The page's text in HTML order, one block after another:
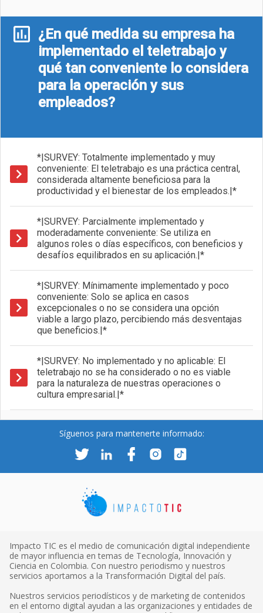
¿En qué medida su empresa ha
implementado el teletrabajo y
qué tan conveniente lo considera
para la operación y sus
empleados?
*|SURVEY: Totalmente implementado y muy
conveniente: El teletrabajo es una práctica central,
considerada altamente beneficiosa para la
productividad y el bienestar de los empleados.|*
*|SURVEY: Parcialmente implementado y
moderadamente conveniente: Se utiliza en
algunos roles o días específicos, con beneficios y
desafíos equilibrados en su aplicación.|*
*|SURVEY: Mínimamente implementado y poco
conveniente: Solo se aplica en casos
excepcionales o no se considera una opción
viable a largo plazo, percibiendo más desventajas
que beneficios.|*
*|SURVEY: No implementado y no aplicable: El
teletrabajo no se ha considerado o no es viable
para la naturaleza de nuestras operaciones o
cultura empresarial.|*
Síguenos para mantenerte informado:
Impacto TIC es el medio de comunicación digital independiente
de mayor influencia en temas de Tecnología, Innovación y
Ciencia en Colombia. Con nuestro periodismo y nuestros
servicios aportamos a la Transformación Digital del país.
Nuestros servicios periodísticos y de marketing de contenidos
en el entorno digital ayudan a las organizaciones y entidades de